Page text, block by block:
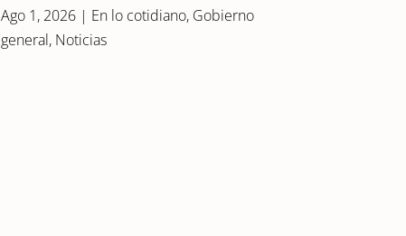
Ago 1, 2026| En lo cotidiano, Gobierno
general, Noticias